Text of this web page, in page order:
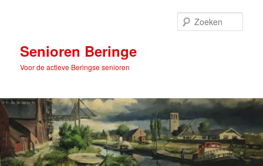
inhoudSenioren Beringe
Voor de actieve Beringse senioren